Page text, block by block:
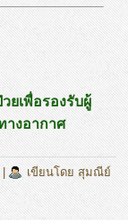
ยเพื่อรองรับผู้
างอากาศ
|
เขียนโดย สุมณีย์